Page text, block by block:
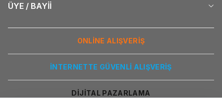
ÜYE / BAYİİ
ONLİNE ALIŞVERİŞ
İNTERNETTE GÜVENLİ ALIŞVERİŞ
DİJİTAL PAZARLAMA